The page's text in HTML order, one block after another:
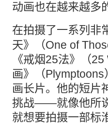
动画也在越来越多
在拍摄了一系列非
天》（One of
《戒烟25法》（
画》（
画长片。他的短片
挑战——就像他所
就想要拍摄一部标